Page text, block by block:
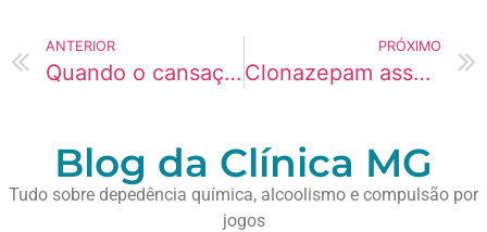
ANTERIOR
Quando o cansaço emocional vira comportamento autodestrutivo
PRÓXIMO
Clonazepam associado ao consumo de álcool
Blog da Clínica MG
Tudo sobre depedência química, alcoolismo e compulsão por
jogos